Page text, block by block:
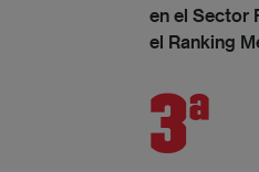
en el Sector
el Ranking
3ª